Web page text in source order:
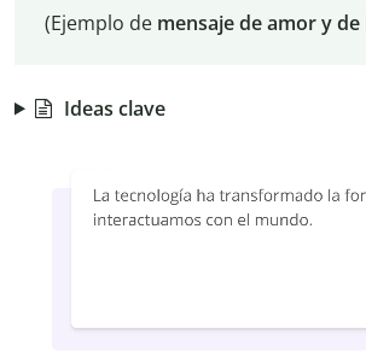
(Ejemplo demensaje de amor y de
Ideas clave